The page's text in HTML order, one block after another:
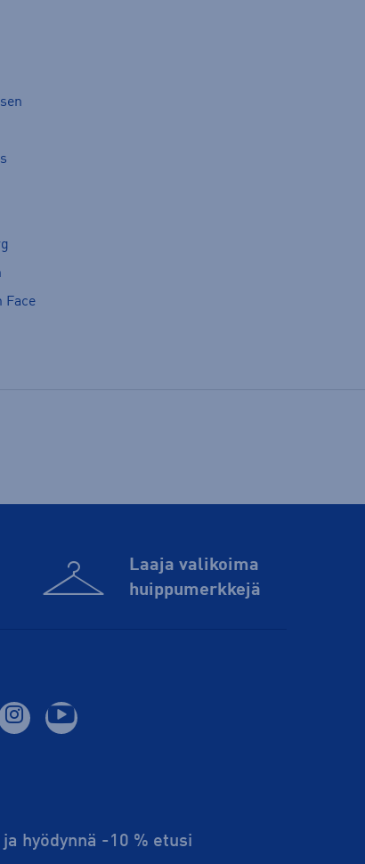
Face
Laaja valikoima
huippu­merkkejä
hyödynnä -10 % etusi